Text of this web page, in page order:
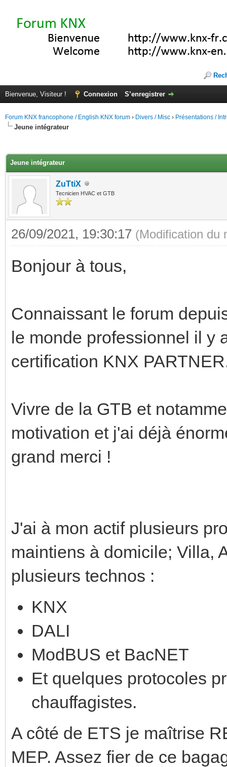
Bienvenue, Visiteur ! Connexion S’enregistrer
Forum KNX francophone / English KNX forum › Divers / Misc › Présentations /
Jeune intégrateur
Jeune intégrateur
ZuTtiX
Tecnicien HVAC et GTB
26/09/2021, 19:30:17 (Modification du
Bonjour à tous,
Connaissant le forum
le monde professionnel il y
certification KNX
Vivre de la GTB et
motivation et j'ai déjà
grand merci !
J'ai à mon actif plusieurs
maintiens à domicile; Villa,
plusieurs technos :
KNX
DALI
ModBUS et BacNET
Et quelques protocoles
chauffagistes.
A côté de ETS je maîtrise
MEP. Assez fier de ce